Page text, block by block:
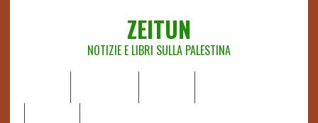
ZEITUN
NOTIZIE E LIBRI SULLA PALESTINA